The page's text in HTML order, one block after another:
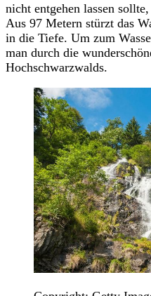
nicht entgehen lassen
Aus 97 Metern stürzt das
in die Tiefe. Um zum
man durch die
Hochschwarzwalds.